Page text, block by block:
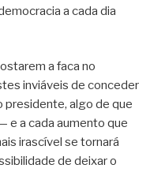
a cada dia
a faca no
inviáveis de conceder
algo de que
e a cada aumento que
irascível se tornará
de deixar o